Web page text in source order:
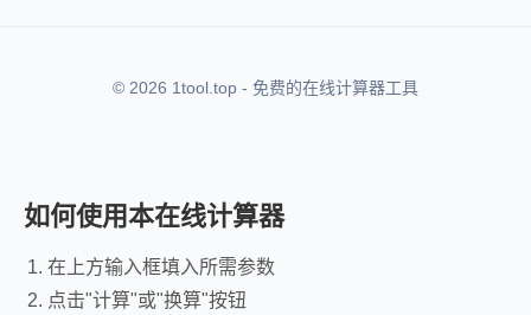
© 2026 1tool.top - 免费的在线计算器工具
如何使用本在线计算器
在上方输入框填入所需参数
点击"计算"或"换算"按钮